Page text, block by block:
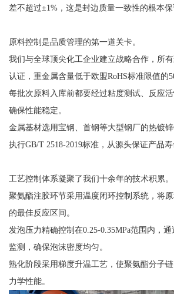
差不超过±1%，这是封边质量一致性的根本保
原料控制是品质管理的第一道关卡。
我们与全球顶尖化工企业建立战略合作，所
认证，重金属含量低于欧盟RoHS标准限值的
每批次原料入库前都要经过粘度测试、反应活
确保性能稳定。
金属基材选用宝钢、首钢等大型钢厂的热镀
执行GB/T 2518-2019标准，从源头保证产品寿
工艺控制体系凝聚了我们十余年的技术积累。
聚氨酯注胶环节采用温度闭环控制系统，将
的最佳反应区间。
发泡压力精确控制在0.25-0.35MPa范围内，
监测，确保泡沫密度均匀。
熟化阶段采用梯度升温工艺，使聚氨酯分子
力学性能。